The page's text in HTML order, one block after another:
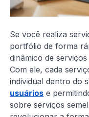
Se você realiza
portfólio de forma
dinâmico de
Com ele, cada
individual dentro do
usuários e
sobre serviços